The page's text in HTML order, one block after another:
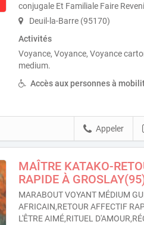
conjugale Et Familiale Faire
Deuil-la-Barre (95170)
Activités
Voyance, Voyance, Voyance
medium.
Accès aux personnes à
Appeler
MAÎTRE KATAKO-
RAPIDE À
MARABOUT VOYANT MÉDIUM
AFRICAIN,RETOUR AFFECTIF
L'ÊTRE AIMÉ,RITUEL